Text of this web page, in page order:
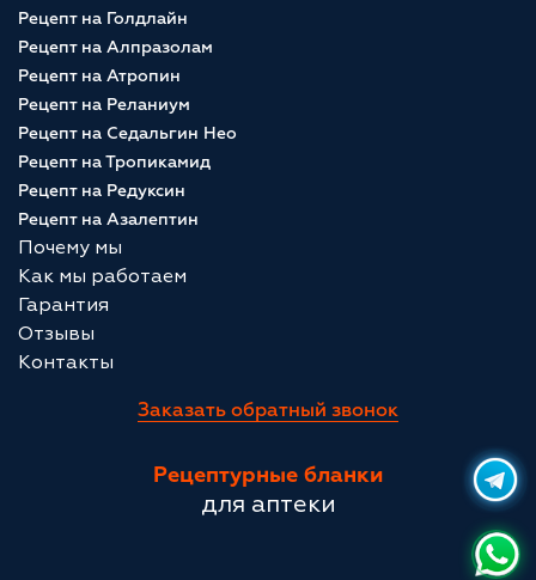
Рецептурные бланки
для аптеки
Рецепт на Голдлайн
Рецепт на Алпразолам
Рецепт на Атропин
Рецепт на Реланиум
Рецепт на Седальгин Нео
Рецепт на Тропикамид
Рецепт на Редуксин
Рецепт на Азалептин
Почему мы
Как мы работаем
Гарантия
Отзывы
Контакты
Заказать обратный звонок